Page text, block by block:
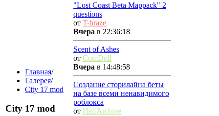
Главная/
Галерея/
City 17 mod
City 17 mod
"Lost Coast Beta Mappack" 2
questions
от T-braze
Вчера в 22:36:18
Scent of Ashes
от ComDoll
Вчера в 14:48:58
Создание сторилайна беты
на базе всеми ненавидимого
роблокса
от HalfArchive